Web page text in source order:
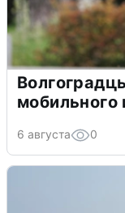
мобильного
6 августа 0